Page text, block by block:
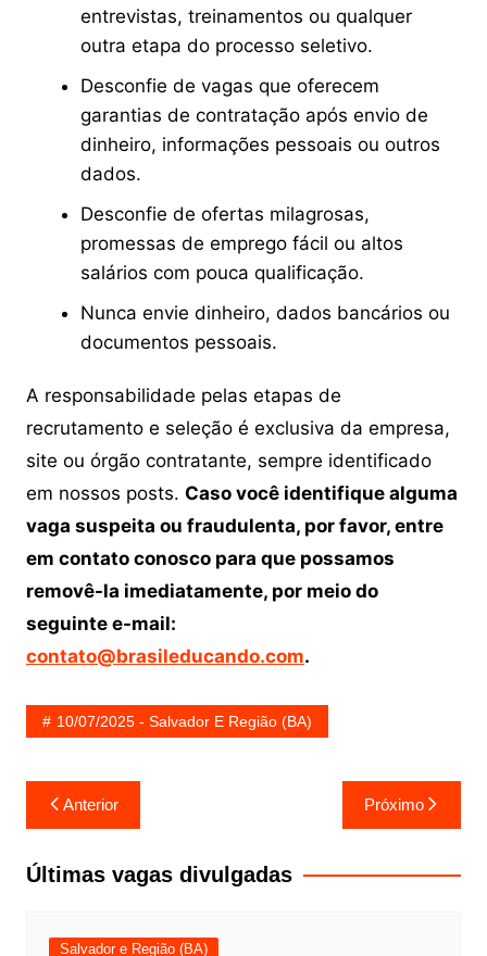
entrevistas, treinamentos ou qualquer
outra etapa do processo seletivo.
Desconfie de vagas que oferecem
garantias de contratação após envio de
dinheiro, informações pessoais ou outros
dados.
Desconfie de ofertas milagrosas,
promessas de emprego fácil ou altos
salários com pouca qualificação.
Nunca envie dinheiro, dados bancários ou
documentos pessoais.
A responsabilidade pelas etapas de
recrutamento e seleção é exclusiva da empresa,
site ou órgão contratante, sempre identificado
em nossos posts. Caso você identifique alguma
vaga suspeita ou fraudulenta, por favor, entre
em contato conosco para que possamos
removê-la imediatamente, por meio do
seguinte e-mail:
contato@brasileducando.com.
10/07/2025 - Salvador E Região (BA)
Navegação
de
Post
Anterior Próximo
Últimas vagas divulgadas
Salvador e Região (BA)